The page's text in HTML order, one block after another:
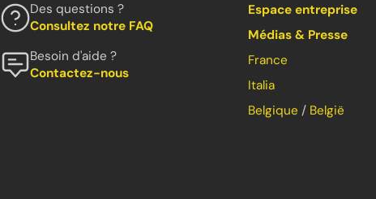
Des questions ?
Consultez notre FAQ
Besoin d'aide ?
Contactez-nous
Espace entreprise
Médias & Presse
France
Italia
Belgique / België